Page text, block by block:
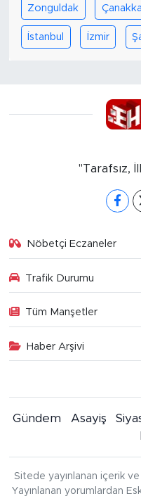
Zonguldak
İstanbul İzmir
"Tarafsız,
Nöbetçi Eczaneler
Trafik Durumu
Tüm Manşetler
Haber Arşivi
Gündem Asayiş
Sitede yayınlanan içerik
Yayınlanan yorumlardan